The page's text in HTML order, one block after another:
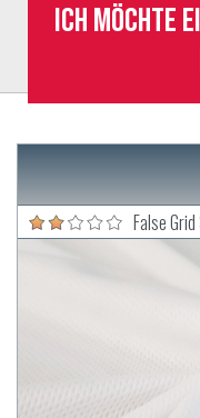
Ich möchte
False